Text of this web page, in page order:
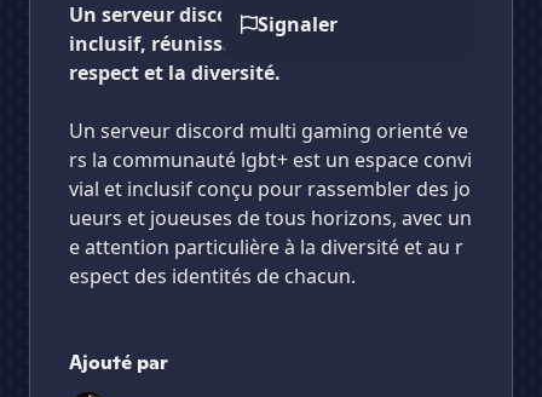
Signaler
Un serveur discord multi gaming lgbt+
inclusif, réunissant des joueurs dans le
respect et la diversité.
Un serveur discord multi gaming orienté ve
rs la communauté lgbt+ est un espace convi
vial et inclusif conçu pour rassembler des jo
ueurs et joueuses de tous horizons, avec un
e attention particulière à la diversité et au r
espect des identités de chacun.
Ajouté par
Supprimer